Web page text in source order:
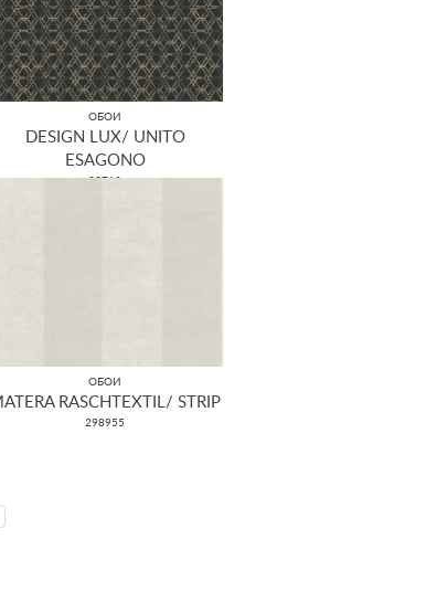
ОБОИ
DESIGN LUX/ UNITO
ESAGONO
22710
ОБОИ
RASCHTEXTIL/ STRIP
298955